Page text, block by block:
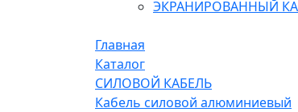
ЭКРАНИРОВАННЫЙ
Главная
Каталог
СИЛОВОЙ КАБЕЛЬ
Кабель силовой алюминиевый